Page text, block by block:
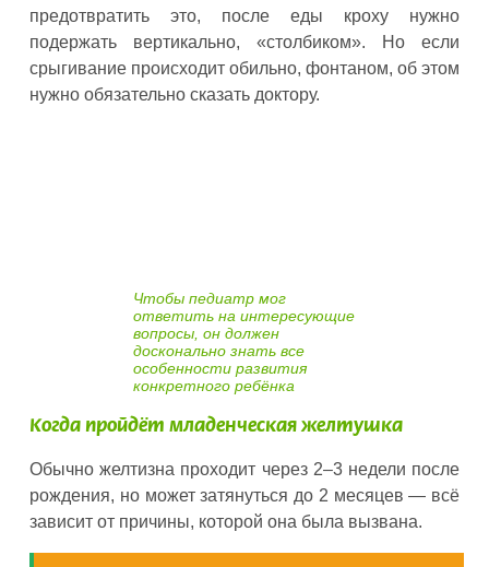
предотвратить это, после еды кроху нужно
подержать вертикально, «столбиком». Но если
срыгивание происходит обильно, фонтаном, об этом
нужно обязательно сказать доктору.
Чтобы педиатр мог
ответить на интересующие
вопросы, он должен
досконально знать все
особенности развития
конкретного ребёнка
Когда пройдёт младенческая желтушка
Обычно желтизна проходит через 2–3 недели после
рождения, но может затянуться до 2 месяцев — всё
зависит от причины, которой она была вызвана.